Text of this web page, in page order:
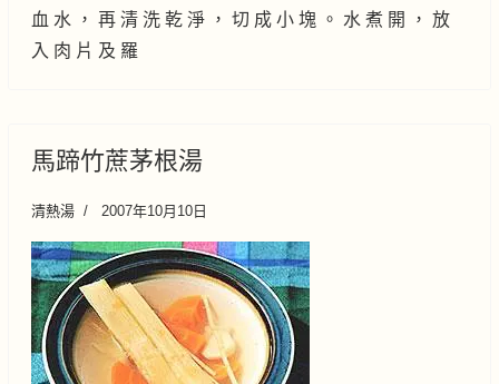
血 水 ， 再 清 洗 乾 淨 ， 切 成 小 塊 。 水 煮 開 ， 放
入 肉 片 及 羅
馬蹄竹蔗茅根湯
清熱湯 2007年10月10日